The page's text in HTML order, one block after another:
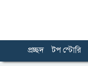
প্রচ্ছদ টপ স্টোরি